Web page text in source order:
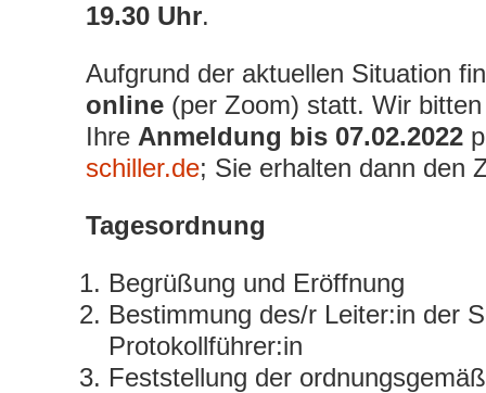
19.30 Uhr.
Aufgrund der aktuellen Situation
online (per Zoom) statt. Wir
Ihre Anmeldung bis 07.02.2022
schiller.de; Sie erhalten dann den
Tagesordnung
Begrüßung und Eröffnung
Bestimmung des/r Leiter:in der
Protokollführer:in
Feststellung der